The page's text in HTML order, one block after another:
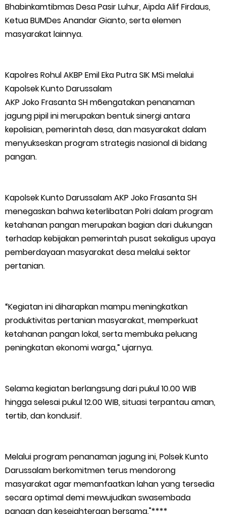
Layangkan Surat Konfirmasi ke PT Arara Abadi.
Meranti 2026, 30 Putra-Putri Terbaik Disiapkan Kibarkan Merah
Pulihkan Konektivitas Pascabencana, HKI Rampungkan
Penanganan Jalur Lembah Anai dan Malalak
Bupati Asmar Lepas 77 Kontingen Pramuka Meranti Ikuti
Sinergitas dengan Insan Pers, Komunitas dan Mahasiswa
PLN Selat Panjang Minta Maaf, Janji Datangkan Mesin Sewa
Atasi Pemadaman di Merbau.
PLN: Hentikan Pemadaman dan Beri Kompensasi
Polsek Tebing Tinggi Cek Ketahanan Pangan P2B Pertanian
Cabe Milik Warga
Bhabinkamtibmas Desa Pasir Luhur, Aipda Alif Firdaus,
Ketua BUMDes Anandar Gianto, serta elemen
masyarakat lainnya.
Kapolres Rohul AKBP Emil Eka Putra SIK MSi melalui
Kapolsek Kunto Darussalam
AKP Joko Frasanta SH m6engatakan penanaman
jagung pipil ini merupakan bentuk sinergi antara
kepolisian, pemerintah desa, dan masyarakat dalam
menyukseskan program strategis nasional di bidang
pangan.
Kapolsek Kunto Darussalam AKP Joko Frasanta SH
menegaskan bahwa keterlibatan Polri dalam program
ketahanan pangan merupakan bagian dari dukungan
terhadap kebijakan pemerintah pusat sekaligus upaya
pemberdayaan masyarakat desa melalui sektor
pertanian.
“Kegiatan ini diharapkan mampu meningkatkan
produktivitas pertanian masyarakat, memperkuat
ketahanan pangan lokal, serta membuka peluang
peningkatan ekonomi warga,” ujarnya.
Selama kegiatan berlangsung dari pukul 10.00 WIB
hingga selesai pukul 12.00 WIB, situasi terpantau aman,
tertib, dan kondusif.
Melalui program penanaman jagung ini, Polsek Kunto
Darussalam berkomitmen terus mendorong
masyarakat agar memanfaatkan lahan yang tersedia
secara optimal demi mewujudkan swasembada
pangan dan kesejahteraan bersama."****